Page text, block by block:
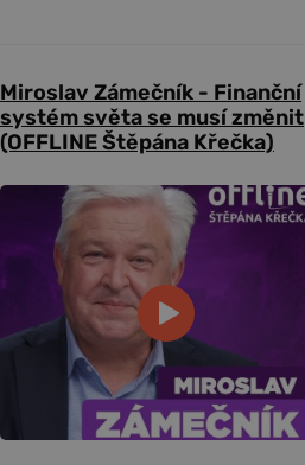
Miroslav Zámečník - Finanční
systém světa se musí změnit
(OFFLINE Štěpána Křečka)